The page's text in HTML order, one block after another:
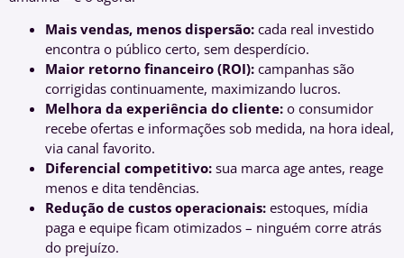
Mais vendas, menos dispersão: cada real investido
encontra o público certo, sem desperdício.
Maior retorno financeiro (ROI): campanhas são
corrigidas continuamente, maximizando lucros.
Melhora da experiência do cliente: o consumidor
recebe ofertas e informações sob medida, na hora ideal,
via canal favorito.
Diferencial competitivo: sua marca age antes, reage
menos e dita tendências.
Redução de custos operacionais: estoques, mídia
paga e equipe ficam otimizados – ninguém corre atrás
do prejuízo.